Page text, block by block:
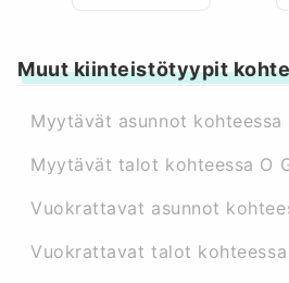
Muut kiinteistötyypit
Myytävät asunnot kohteessa
Myytävät talot kohteessa O
Vuokrattavat asunnot
Vuokrattavat talot kohteessa